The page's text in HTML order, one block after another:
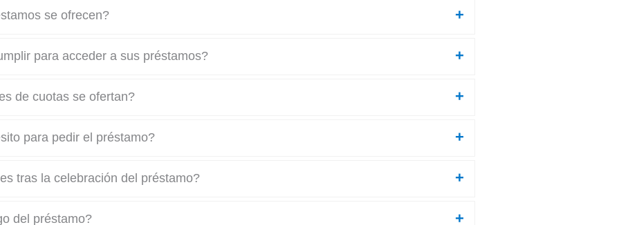
se ofrecen?
para acceder a sus préstamos?
de cuotas se ofertan?
para pedir el préstamo?
tras la celebración del préstamo?
del préstamo?